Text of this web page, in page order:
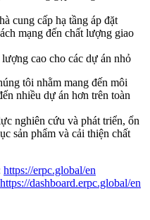
cung cấp hạ tầng áp đặt
mạng đến chất lượng giao
cao cho các dự án nhỏ
tôi nhằm mang đến môi
nhiều dự án hơn trên toàn
nghiên cứu và phát triển, ổn
sản phẩm và cải thiện chất
https://erpc.global/en
https://dashboard.erpc.global/en